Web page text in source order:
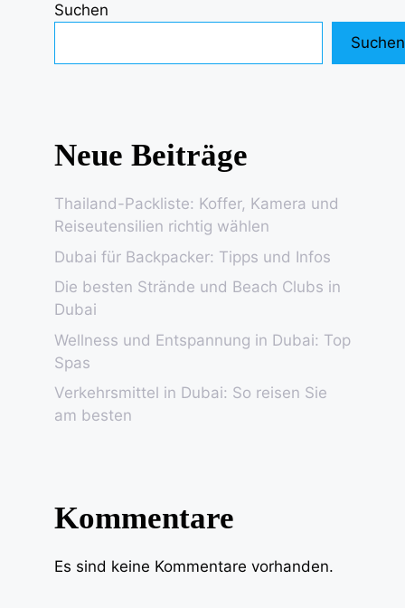
Suchen
Suchen
Neue Beiträge
Thailand-Packliste: Koffer, Kamera und
Reiseutensilien richtig wählen
Dubai für Backpacker: Tipps und Infos
Die besten Strände und Beach Clubs in
Dubai
Wellness und Entspannung in Dubai: Top
Spas
Verkehrsmittel in Dubai: So reisen Sie
am besten
Kommentare
Es sind keine Kommentare vorhanden.